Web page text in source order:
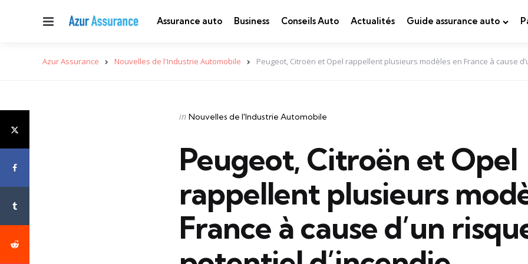
Menu Assurance auto Business Conseils Auto Actualités Guide assurance auto
Azur Assurance Nouvelles de l'Industrie Automobile Peugeot, Citroën et Opel rappellent plusieurs modèles en France à cause
Categories
Posted
in Nouvelles de l'Industrie Automobile
Peugeot, Citroën et Opel
rappellent plusieurs
France à cause d’un